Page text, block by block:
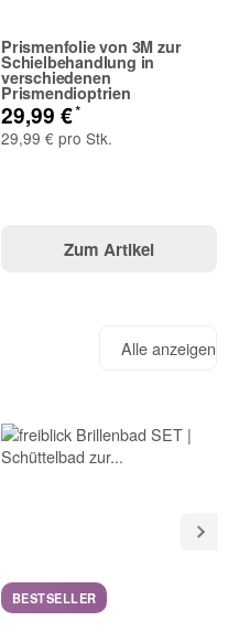
Prismenfolie von 3M zur
Schielbehandlung in
verschiedenen
Prismendioptrien
29,99 €*
29,99 € pro Stk.
Zum Artikel
Alle anzeigen
BESTSELLER